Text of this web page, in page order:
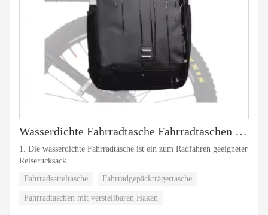
Wasserdichte Fahrradtasche Fahrradtaschen Gepäckträgertasche
1. Die wasserdichte Fahrradtasche ist ein zum Radfahren geeigneter
Reiserucksack.
2. Wir verwenden eine nahtlose Presstechnologie, um 100 %
Wasserdichtigkeit zu gewährleisten.
Fahrradsatteltasche Fahrradgepäckträgertasche
Fahrradtaschen mit verstellbaren Haken